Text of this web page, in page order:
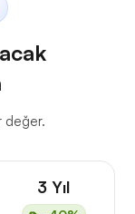
değer.
3 Yıl